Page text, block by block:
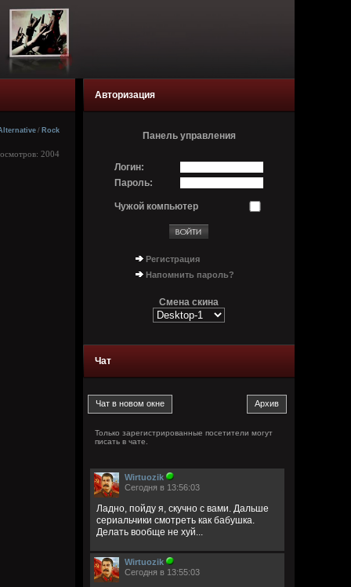
/ Rock
2004
Авторизация
Панель управления
Логин:
Пароль:
Чужой компьютер
Регистрация
Напомнить пароль?
Смена скина
Чат
Только зарегистрированные посетители могут
писать в чате.
Wirtuozik
Сегодня в 13:56:03
Ладно, пойду я, скучно с вами. Дальше
сериальчики смотреть как бабушка.
Делать вообще не хуй...
Wirtuozik
Сегодня в 13:55:03